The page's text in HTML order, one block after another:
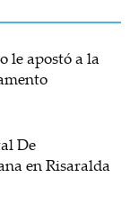
le apostó a la
De
en Risaralda